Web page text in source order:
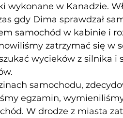
wykonane w Kanadzie.
gdy Dima sprawdzał
samochód w kabinie i
zatrzymać się w
wycieków z silnika i
samochodu,
egzamin,
W drodze z miasta